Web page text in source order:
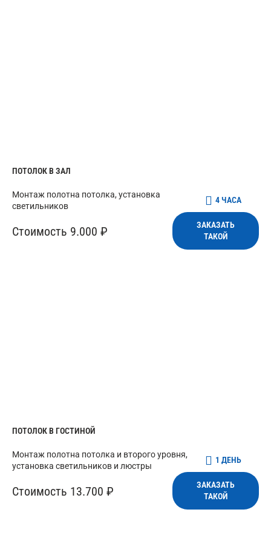
ПОТОЛОК В ЗАЛ
Монтаж полотна потолка, установка
светильников
4 ЧАСА
Стоимость 9.000 ₽
ЗАКАЗАТЬ
ТАКОЙ
ПОТОЛОК В ГОСТИНОЙ
Монтаж полотна потолка и второго уровня,
установка светильников и люстры
1 ДЕНЬ
Стоимость 13.700 ₽
ЗАКАЗАТЬ
ТАКОЙ